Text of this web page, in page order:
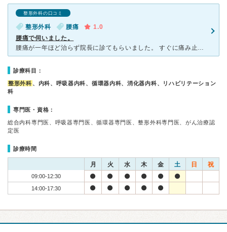
整形外科の口コミ
整形外科 腰痛
1.0
腰痛で伺いました。
腰痛が一年ほど治らず院長に診てもらいました。 すぐに痛み止めの注射を打ってもらいました。（あとで聞きましたが、よく注射を打つ先生らしいです） 本来なら即効性があるようでしたが効かず、「場所が悪かっ
診療科目：
整形外科 、内科、呼吸器内科、循環器内科、消化器内科、リハビリテーション
科
専門医・資格：
総合内科専門医、呼吸器専門医、循環器専門医、整形外科専門医、がん治療認
定医
診療時間
月 火 水 木 金 土 日 祝
09:00-12:30
14:00-17:30